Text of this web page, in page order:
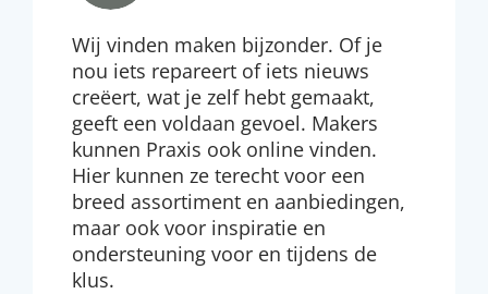
Wij vinden maken bijzonder. Of je
nou iets repareert of iets nieuws
creëert, wat je zelf hebt gemaakt,
geeft een voldaan gevoel. Makers
kunnen Praxis ook online vinden.
Hier kunnen ze terecht voor een
breed assortiment en aanbiedingen,
maar ook voor inspiratie en
ondersteuning voor en tijdens de
klus.